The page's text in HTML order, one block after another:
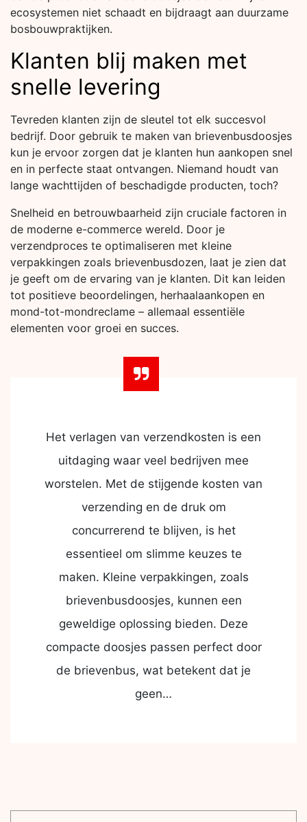
ecosystemen niet schaadt en bijdraagt aan duurzame
bosbouwpraktijken.
Klanten blij maken met
snelle levering
Tevreden klanten zijn de sleutel tot elk succesvol
bedrijf. Door gebruik te maken van brievenbusdoosjes
kun je ervoor zorgen dat je klanten hun aankopen snel
en in perfecte staat ontvangen. Niemand houdt van
lange wachttijden of beschadigde producten, toch?
Snelheid en betrouwbaarheid zijn cruciale factoren in
de moderne e-commerce wereld. Door je
verzendproces te optimaliseren met kleine
verpakkingen zoals brievenbusdozen, laat je zien dat
je geeft om de ervaring van je klanten. Dit kan leiden
tot positieve beoordelingen, herhaalaankopen en
mond-tot-mondreclame – allemaal essentiële
elementen voor groei en succes.
Het verlagen van verzendkosten is een
uitdaging waar veel bedrijven mee
worstelen. Met de stijgende kosten van
verzending en de druk om
concurrerend te blijven, is het
essentieel om slimme keuzes te
maken. Kleine verpakkingen, zoals
brievenbusdoosjes, kunnen een
geweldige oplossing bieden. Deze
compacte doosjes passen perfect door
de brievenbus, wat betekent dat je
geen…